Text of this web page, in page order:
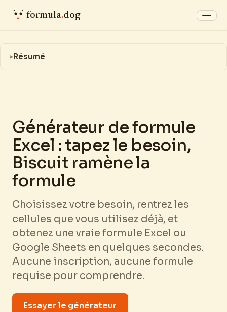
Résumé
Générateur de formule
Excel : tapez le besoin,
Biscuit ramène la
formule
Choisissez votre besoin, rentrez les
cellules que vous utilisez déjà, et
obtenez une vraie formule Excel ou
Google Sheets en quelques secondes.
Aucune inscription, aucune formule
requise pour comprendre.
Essayer le générateur
formula.dog